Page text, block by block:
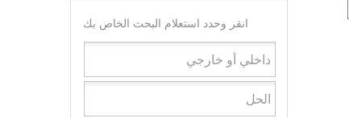
انقر وحدد استعلام البحث الخاص بك